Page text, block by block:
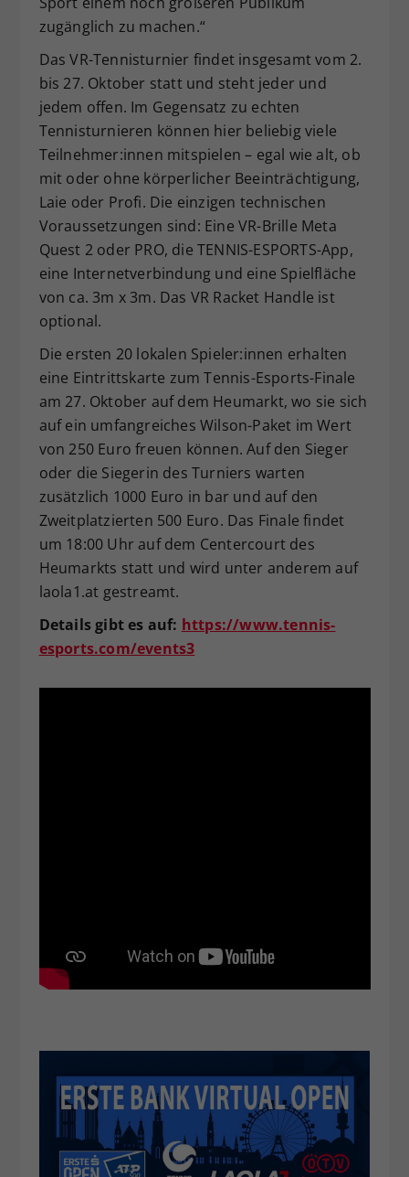
zugänglich zu machen.“
Das VR-Tennisturnier findet insgesamt vom 2.
bis 27. Oktober statt und steht jeder und
jedem offen. Im Gegensatz zu echten
Tennisturnieren können hier beliebig viele
Teilnehmer:innen mitspielen – egal wie alt, ob
mit oder ohne körperlicher Beeinträchtigung,
Laie oder Profi. Die einzigen technischen
Voraussetzungen sind: Eine VR-Brille Meta
Quest 2 oder PRO, die TENNIS-ESPORTS-App,
eine Internetverbindung und eine Spielfläche
von ca. 3m x 3m. Das VR Racket Handle ist
optional.
Die ersten 20 lokalen Spieler:innen erhalten
eine Eintrittskarte zum Tennis-Esports-Finale
am 27. Oktober auf dem Heumarkt, wo sie sich
auf ein umfangreiches Wilson-Paket im Wert
von 250 Euro freuen können. Auf den Sieger
oder die Siegerin des Turniers warten
zusätzlich 1000 Euro in bar und auf den
Zweitplatzierten 500 Euro. Das Finale findet
um 18:00 Uhr auf dem Centercourt des
Heumarkts statt und wird unter anderem auf
laola1.at gestreamt.
Details gibt es auf: https://www.tennis-
esports.com/events3